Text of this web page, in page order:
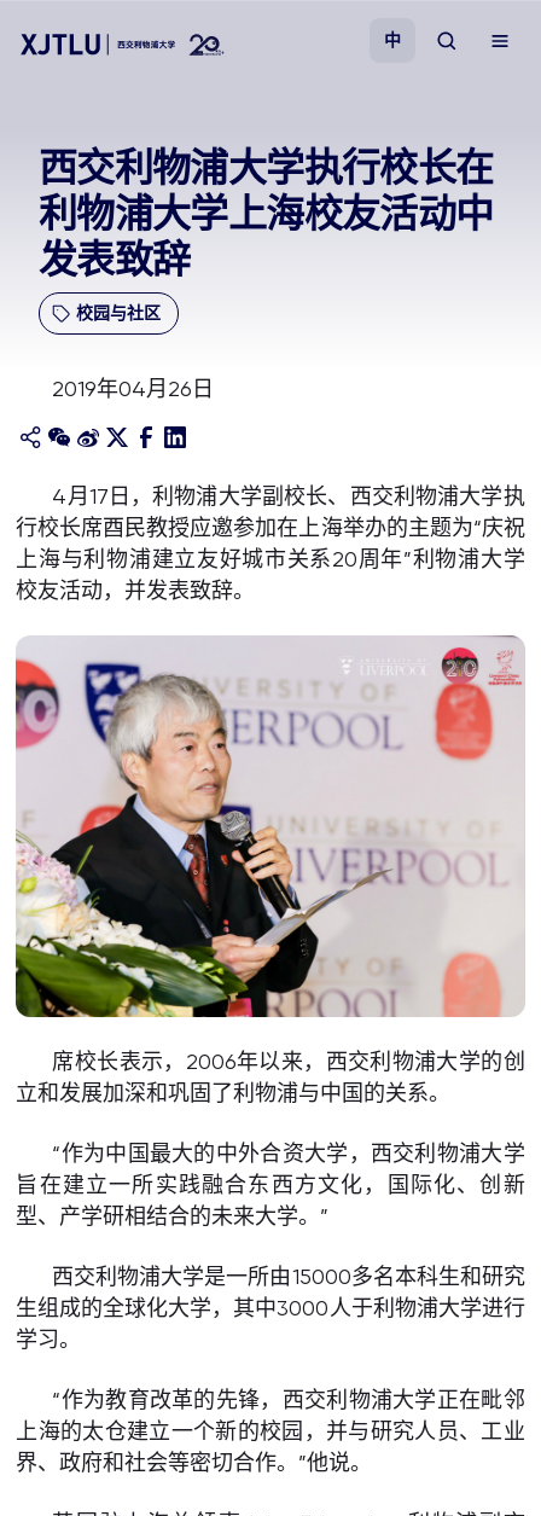
招生
科研
关于我们
中
西交利物浦大学执行校长在
利物浦大学上海校友活动中
发表致辞
校园与社区
2019年04月26日
4月17日，利物浦大学副校长、西交利物浦大学执
行校长席酉民教授应邀参加在上海举办的主题为“庆祝
上海与利物浦建立友好城市关系20周年”利物浦大学
校友活动，并发表致辞。
席校长表示，2006年以来，西交利物浦大学的创
立和发展加深和巩固了利物浦与中国的关系。
“作为中国最大的中外合资大学，西交利物浦大学
旨在建立一所实践融合东西方文化，国际化、创新
型、产学研相结合的未来大学。”
西交利物浦大学是一所由15000多名本科生和研究
生组成的全球化大学，其中3000人于利物浦大学进行
学习。
“作为教育改革的先锋，西交利物浦大学正在毗邻
上海的太仓建立一个新的校园，并与研究人员、工业
界、政府和社会等密切合作。”他说。